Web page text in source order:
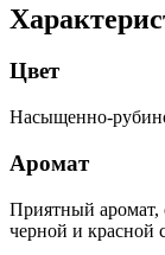
Цвет
Насыщенно-
Аромат
Приятный
черной и красной